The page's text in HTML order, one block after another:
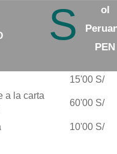
S
ol
PEN
15'00 S/
a la carta
60'00 S/
10'00 S/